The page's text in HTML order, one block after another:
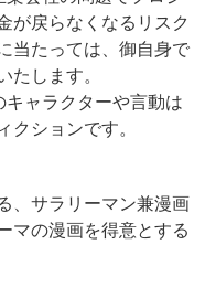
が戻らなくなるリスク
当たっては、御自身で
します。
ャラクターや言動は
ションです。
、サラリーマン兼漫画
マの漫画を得意とする